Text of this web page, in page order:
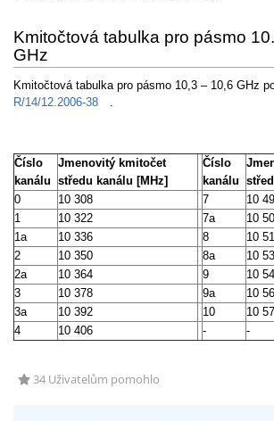
Kmitočtová tabulka pro pásmo
GHz
Kmitočtová tabulka pro pásmo 10,3 – 10,6 GHz
R/14/12.2006-38
.
Číslo
kanálu
Jmenovitý kmitočet
středu kanálu [MHz]
Číslo
kanálu
0
10 308 7
10
1
10 322 7a
10
1a
10 336 8
10
2
10 350 8a
10
2a
10 364 9
10
3
10 378 9a
10
3a
10 392 10
10
4
10 406 - -
34 Uživatelům pomohlo